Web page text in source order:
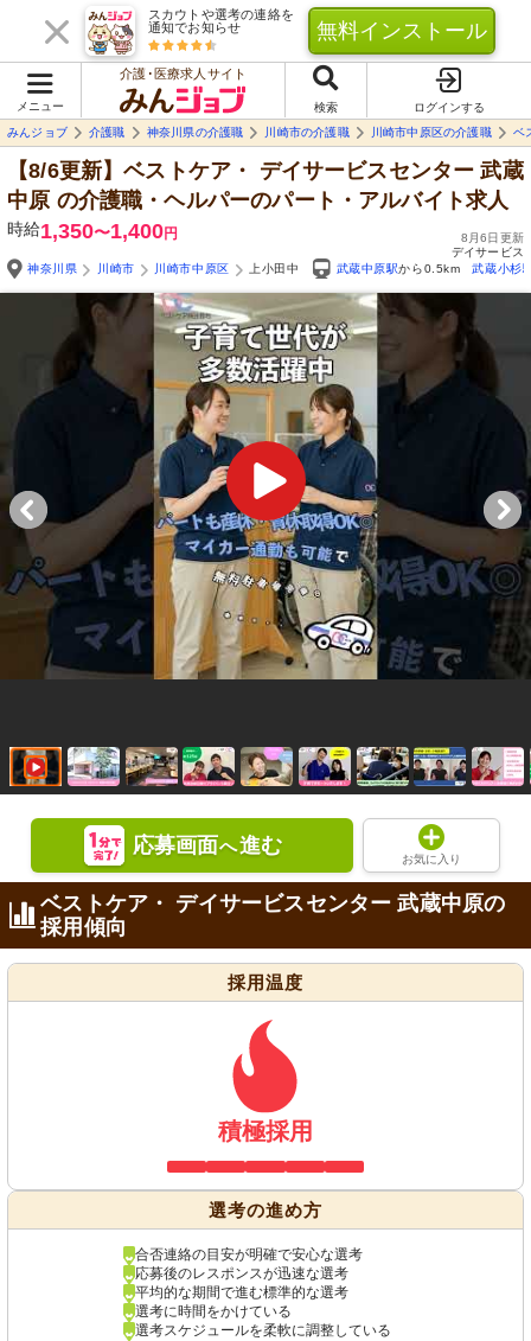
スカウトや選考の連絡を
通知でお知らせ
無料インストール
メニュー
介護･医療求人サイト
検索
ログインする
みんジョブ
介護職 神奈川県の介護職 川崎市の介護職 川崎市中原区の介護職 ベ
【8/6更新】ベストケア・ デイサービスセンター 武蔵
中原 の介護職・ヘルパーのパート・アルバイト求人
時給1,350〜1,400円
8月6日更新
デイサービス
神奈川県
川崎市 川崎市中原区 上小田中 武蔵中原駅から0.5km 武蔵小杉
応募画面へ進む
お気に入り
ベストケア・ デイサービスセンター 武蔵中原の
採用傾向
採用温度
積極採用
選考の進め方
合否連絡の目安が明確で安心な選考
応募後のレスポンスが迅速な選考
平均的な期間で進む標準的な選考
選考に時間をかけている
選考スケジュールを柔軟に調整している